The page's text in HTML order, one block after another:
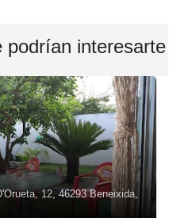
podrían interesarte
12, 46293 Beneixida,